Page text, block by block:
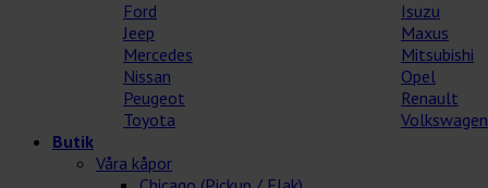
Ford
Isuzu
Jeep
Maxus
Mercedes
Mitsubishi
Nissan
Opel
Peugeot
Renault
Toyota
Volkswagen
Butik
Våra kåpor